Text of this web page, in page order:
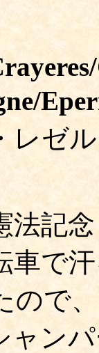
レゼ
法記
車で
ので
ャン